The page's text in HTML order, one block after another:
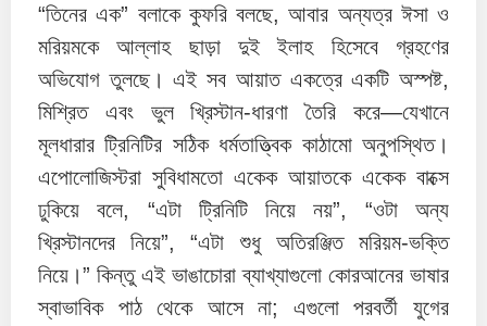
“তিনের এক” বলাকে কুফরি বলছে, আবার অন্যত্র ঈসা ও
মরিয়মকে আল্লাহ ছাড়া দুই ইলাহ হিসেবে গ্রহণের
অভিযোগ তুলছে। এই সব আয়াত একত্রে একটি অস্পষ্ট,
মিশ্রিত এবং ভুল খ্রিস্টান-ধারণা তৈরি করে—যেখানে
মূলধারার ট্রিনিটির সঠিক ধর্মতাত্ত্বিক কাঠামো অনুপস্থিত।
এপোলোজিস্টরা সুবিধামতো একেক আয়াতকে একেক বাক্সে
ঢুকিয়ে বলে, “এটা ট্রিনিটি নিয়ে নয়”, “ওটা অন্য
খ্রিস্টানদের নিয়ে”, “এটা শুধু অতিরঞ্জিত মরিয়ম-ভক্তি
নিয়ে।” কিন্তু এই ভাঙাচোরা ব্যাখ্যাগুলো কোরআনের ভাষার
স্বাভাবিক পাঠ থেকে আসে না; এগুলো পরবর্তী যুগের